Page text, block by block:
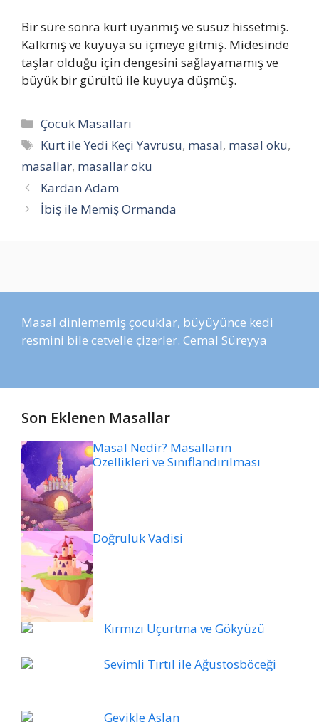
Bir süre sonra kurt uyanmış ve susuz hissetmiş.
Kalkmış ve kuyuya su içmeye gitmiş. Midesinde
taşlar olduğu için dengesini sağlayamamış ve
büyük bir gürültü ile kuyuya düşmüş.
Kategoriler
Çocuk Masalları
Etiketler
Kurt ile Yedi Keçi Yavrusu, masal, masal oku,
masallar, masallar oku
Kardan Adam
İbiş ile Memiş Ormanda
Masal dinlememiş çocuklar, büyüyünce kedi
resmini bile cetvelle çizerler. Cemal Süreyya
Son Eklenen Masallar
Masal Nedir? Masalların
Özellikleri ve Sınıflandırılması
Doğruluk Vadisi
Kırmızı Uçurtma ve Gökyüzü
Sevimli Tırtıl ile Ağustosböceği
Geyikle Aslan